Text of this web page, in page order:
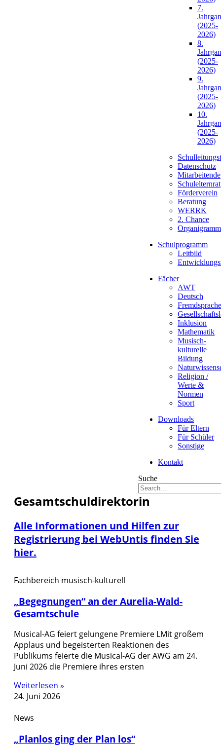
7.
(2025-
2026)
8.
(2025-
2026)
9.
(2025-
2026)
10.
(2025-
2026)
Datenschutz
Mitarbeitende
Schulelternrat
Förderverein
Beratung
WERRK
2. Chance
Organigramm
Schulprogramm
Leitbild
Fächer
AWT
Deutsch
Inklusion
Mathematik
Musisch-
kulturelle
Bildung
Religion /
Werte &
Normen
Sport
Downloads
Für Eltern
Für Schüler
Sonstige
Kontakt
Suche
Schule 2030
Leitbild und Projekte
Gesamtschuldirektorin
Alle Informationen und Hilfen zur
Registrierung bei WebUntis finden Sie
hier.
Fachbereich musisch-kulturell
„Begegnungen“ an der Aurelia-Wald-
Gesamtschule
Musical-AG feiert gelungene Premiere LMit großem
Applaus und begeisterten Reaktionen des
Publikums feierte die Musical-AG der AWG am 24.
Juni 2026 die Premiere ihres ersten
Weiterlesen »
24. Juni 2026
News
„Planlos ging der Plan los“